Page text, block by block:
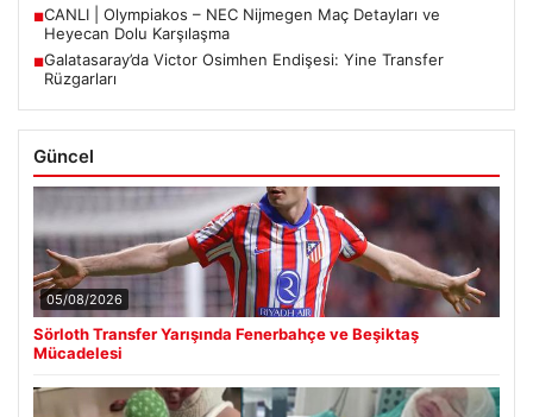
■CANLI | Olympiakos – NEC Nijmegen Maç Detayları ve
Heyecan Dolu Karşılaşma
■Galatasaray’da Victor Osimhen Endişesi: Yine Transfer
Rüzgarları
Güncel
05/08/2026
Sörloth Transfer Yarışında Fenerbahçe ve Beşiktaş
Mücadelesi